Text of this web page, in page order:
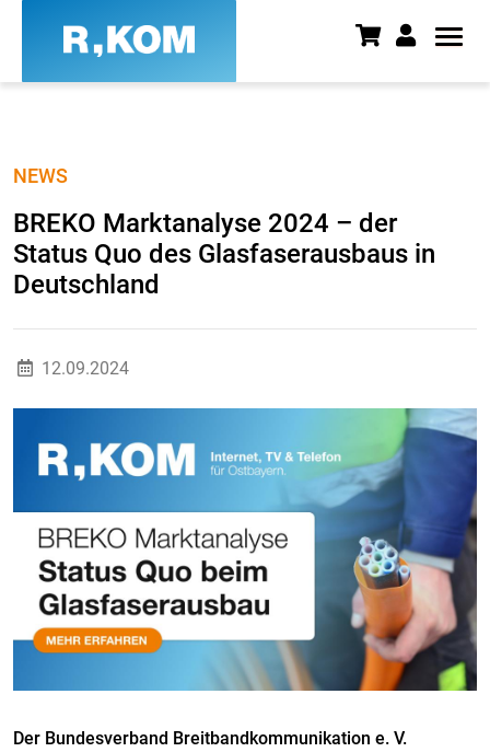
NEWS
BREKO Marktanalyse 2024 – der
Status Quo des Glasfaserausbaus in
Deutschland
12.09.2024
Der Bundesverband Breitbandkommunikation e. V.